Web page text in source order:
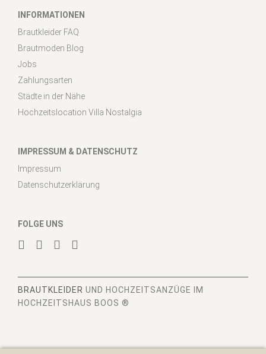
INFORMATIONEN
Brautkleider FAQ
Brautmoden Blog
Jobs
Zahlungsarten
Städte in der Nähe
Hochzeitslocation Villa Nostalgia
IMPRESSUM & DATENSCHUTZ
Impressum
Datenschutzerklärung
FOLGE UNS
BRAUTKLEIDER UND HOCHZEITSANZÜGE IM
HOCHZEITSHAUS BOOS ®